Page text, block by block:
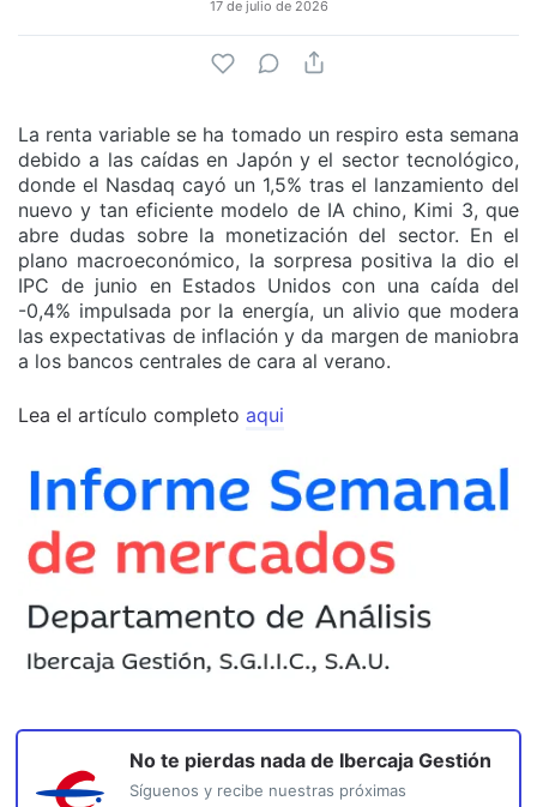
17 de julio de 2026
La renta variable se ha tomado un respiro esta semana
debido a las caídas en Japón y el sector tecnológico,
donde el Nasdaq cayó un 1,5% tras el lanzamiento del
nuevo y tan eficiente modelo de IA chino, Kimi 3, que
abre dudas sobre la monetización del sector. En el
plano macroeconómico, la sorpresa positiva la dio el
IPC de junio en Estados Unidos con una caída del
-0,4% impulsada por la energía, un alivio que modera
las expectativas de inflación y da margen de maniobra
a los bancos centrales de cara al verano.
Lea el artículo completo aqui
No te pierdas nada de Ibercaja Gestión
Síguenos y recibe nuestras próximas